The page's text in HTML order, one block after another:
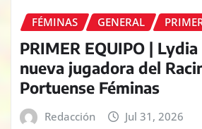
FÉMINAS GENERAL
PRIMER EQUIPO |
nueva jugadora del
Portuense Féminas
Redacción Jul 31, 2026